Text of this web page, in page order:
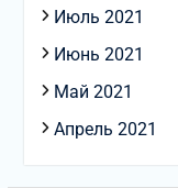
Июль 2021
Июнь 2021
Май 2021
Апрель 2021